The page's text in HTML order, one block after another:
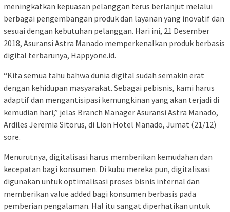
meningkatkan kepuasan pelanggan terus berlanjut melalui
berbagai pengembangan produk dan layanan yang inovatif dan
sesuai dengan kebutuhan pelanggan. Hari ini, 21 Desember
2018, Asuransi Astra Manado memperkenalkan produk berbasis
digital terbarunya, Happyone.id.
“Kita semua tahu bahwa dunia digital sudah semakin erat
dengan kehidupan masyarakat. Sebagai pebisnis, kami harus
adaptif dan mengantisipasi kemungkinan yang akan terjadi di
kemudian hari,” jelas Branch Manager Asuransi Astra Manado,
Ardiles Jeremia Sitorus, di Lion Hotel Manado, Jumat (21/12)
sore.
Menurutnya, digitalisasi harus memberikan kemudahan dan
kecepatan bagi konsumen. Di kubu mereka pun, digitalisasi
digunakan untuk optimalisasi proses bisnis internal dan
memberikan value added bagi konsumen berbasis pada
pemberian pengalaman. Hal itu sangat diperhatikan untuk